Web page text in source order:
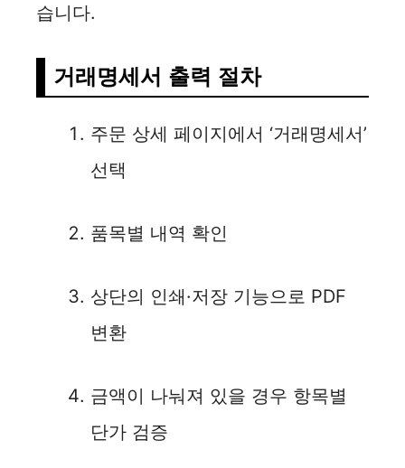
습니다.
거래명세서 출력 절차
주문 상세 페이지에서 ‘거래명세서’
선택
품목별 내역 확인
상단의 인쇄·저장 기능으로 PDF
변환
금액이 나눠져 있을 경우 항목별
단가 검증